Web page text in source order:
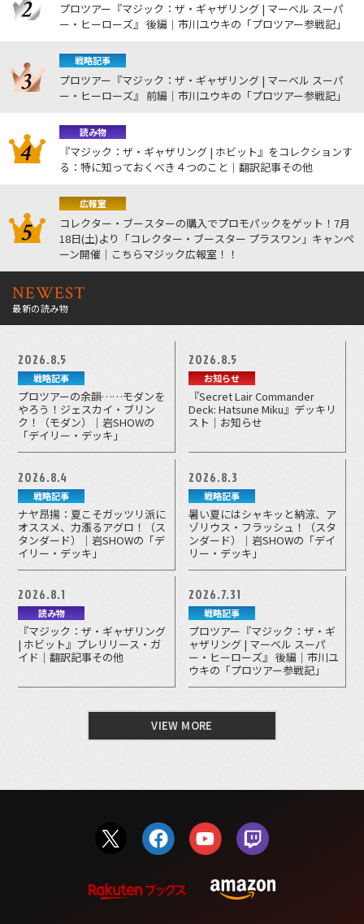
プロツアー『マジック：ザ・ギャザリング | マーベル スーパ
ー・ヒーローズ』 後編｜市川ユウキの「プロツアー参戦記」
戦略記事
プロツアー『マジック：ザ・ギャザリング | マーベル スーパ
ー・ヒーローズ』 前編｜市川ユウキの「プロツアー参戦記」
読み物
『マジック：ザ・ギャザリング | ホビット』をコレクションす
る：特に知っておくべき４つのこと｜翻訳記事その他
広報室
コレクター・ブースターの購入でプロモパックをゲット！7月
18日(土)より「コレクター・ブースター プラスワン」キャンペ
ーン開催｜こちらマジック広報室！！
NEWEST
最新の読み物
2026.8.5
戦略記事
プロツアーの余韻……モダンを
やろう！ジェスカイ・ブリン
ク！（モダン）｜岩SHOWの
「デイリー・デッキ」
2026.8.5
お知らせ
『Secret Lair Commander
Deck: Hatsune Miku』デッキリ
スト｜お知らせ
2026.8.4
戦略記事
ナヤ昂揚：夏こそガッツリ派に
オススメ、力漲るアグロ！（ス
タンダード）｜岩SHOWの「デ
イリー・デッキ」
2026.8.3
戦略記事
暑い夏にはシャキッと納涼、ア
ゾリウス・フラッシュ！（スタ
ンダード）｜岩SHOWの「デイ
リー・デッキ」
2026.8.1
読み物
『マジック：ザ・ギャザリング
| ホビット』プレリリース・ガ
イド｜翻訳記事その他
2026.7.31
戦略記事
プロツアー『マジック：ザ・ギ
ャザリング | マーベル スーパ
ー・ヒーローズ』 後編｜市川ユ
ウキの「プロツアー参戦記」
VIEW MORE